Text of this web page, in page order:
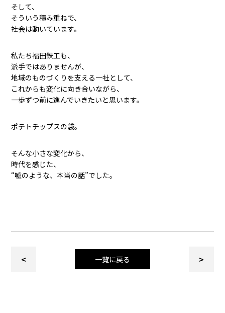
そして、
そういう積み重ねで、
社会は動いています。
私たち福田鉄工も、
派手ではありませんが、
地域のものづくりを支える一社として、
これからも変化に向き合いながら、
一歩ずつ前に進んでいきたいと思います。
ポテトチップスの袋。
そんな小さな変化から、
時代を感じた、
“嘘のような、本当の話”でした。
< 一覧に戻る >